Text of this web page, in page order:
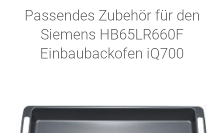
Passendes Zubehör für den
Siemens HB65LR660F
Einbaubackofen iQ700